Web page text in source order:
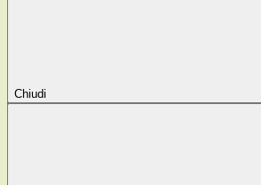
Chiudi